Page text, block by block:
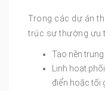
Trong các dự án
trúc sư thường ưu
Tạo nền
Linh hoạt
điển hoặc tối